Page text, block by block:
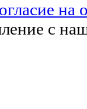
на
с